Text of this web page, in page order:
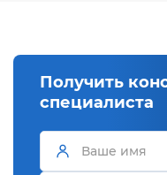
Получить
специалиста